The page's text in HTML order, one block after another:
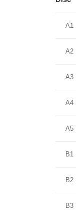
A1
A2
A3
A4
A5
B1
B2
B3